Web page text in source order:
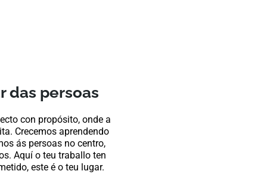
das persoas
con propósito, onde a
Crecemos aprendendo
ás persoas no centro,
Aquí o teu traballo ten
este é o teu lugar.